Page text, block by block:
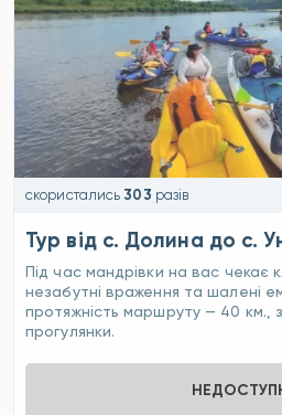
скористались 303 разів
Тур від с. Долина до с.
Під час мандрівки на вас чекає
незабутні враження та шалені
протяжність маршруту — 40 км.,
прогулянки.